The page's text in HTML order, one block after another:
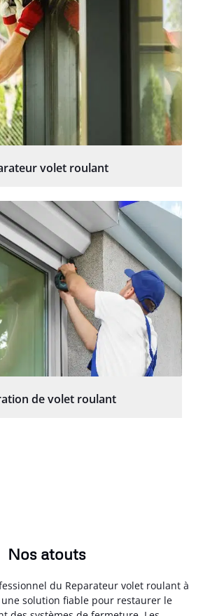
volet roulant
de volet roulant
Nos atouts
du Reparateur volet roulant à
solution fiable pour restaurer le